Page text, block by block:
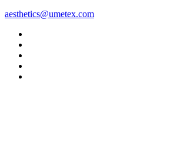
aesthetics@umetex.com